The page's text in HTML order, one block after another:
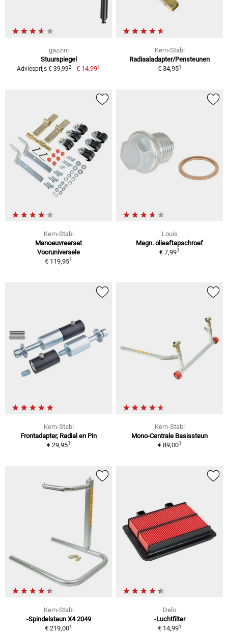
gazzini
Stuurspiegel
Adviesprijs € 39,992 € 14,991
Kern-Stabi
Radiaaladapter/Pensteunen
€ 34,951
Kern-Stabi
Manoeuvreerset
Vooruniversele
€ 119,951
Louis
Magn. olieaftapschroef
€ 7,991
Kern-Stabi
Frontadapter, Radial en Pin
€ 29,951
Kern-Stabi
Mono-Centrale Basissteun
€ 89,001
Kern-Stabi
-Spindelsteun X4 2049
€ 219,001
Delo
-Luchtfilter
€ 14,991